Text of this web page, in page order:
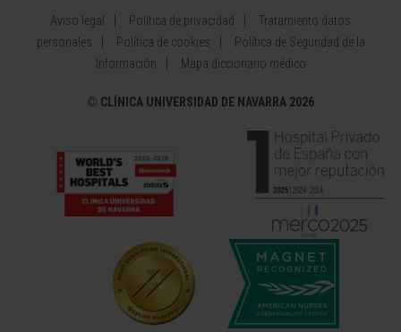
Aviso legal Política de privacidad
Tratamiento datos
personales
Política de cookies
Política de Seguridad de la
Información
Mapa diccionario médico
© CLÍNICA UNIVERSIDAD DE NAVARRA 2026